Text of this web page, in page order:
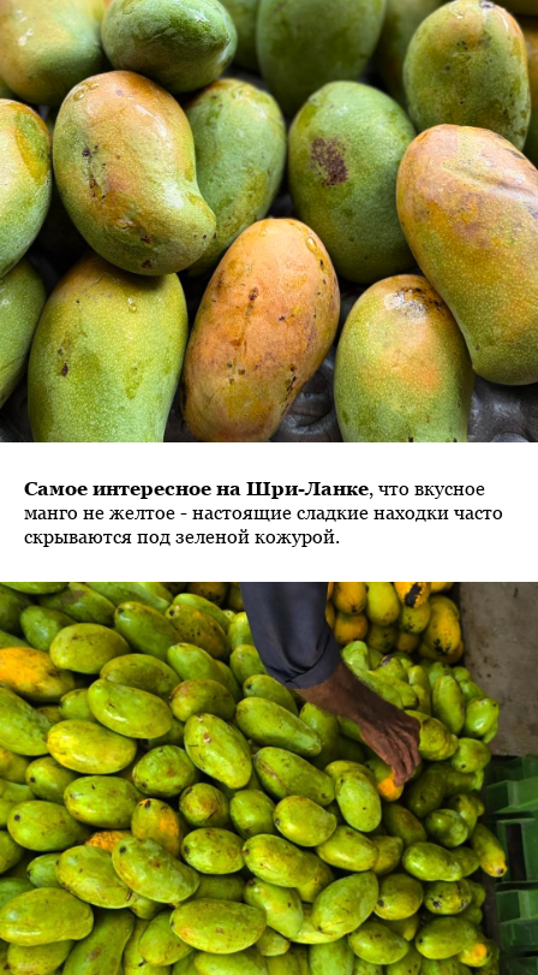
Самое интересное на Шри-Ланке , что вкусное
манго не желтое - настоящие сладкие находки часто
скрываются под зеленой кожурой.